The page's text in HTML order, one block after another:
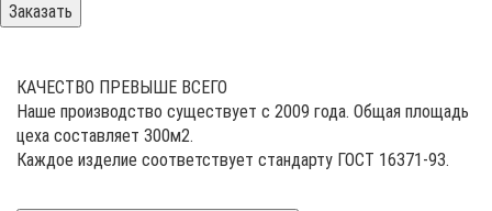
Заказать
КАЧЕСТВО ПРЕВЫШЕ ВСЕГО
Наше производство существует с 2009 года. Общая площадь
цеха составляет 300м2.
Каждое изделие соответствует стандарту ГОСТ 16371-93.